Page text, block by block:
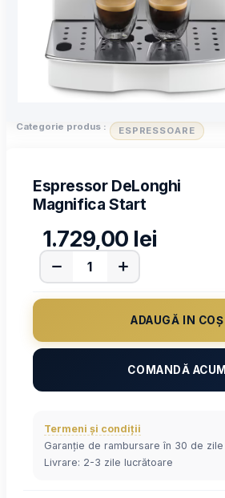
Categorie produs : ESPRESSOARE
Espressor DeLonghi
Magnifica Start
1.729,00 lei
ADAUGĂ IN COȘ
COMANDĂ ACUM
Termeni și condiții
Garanție de rambursare în 30 de zile
Livrare: 2-3 zile lucrătoare